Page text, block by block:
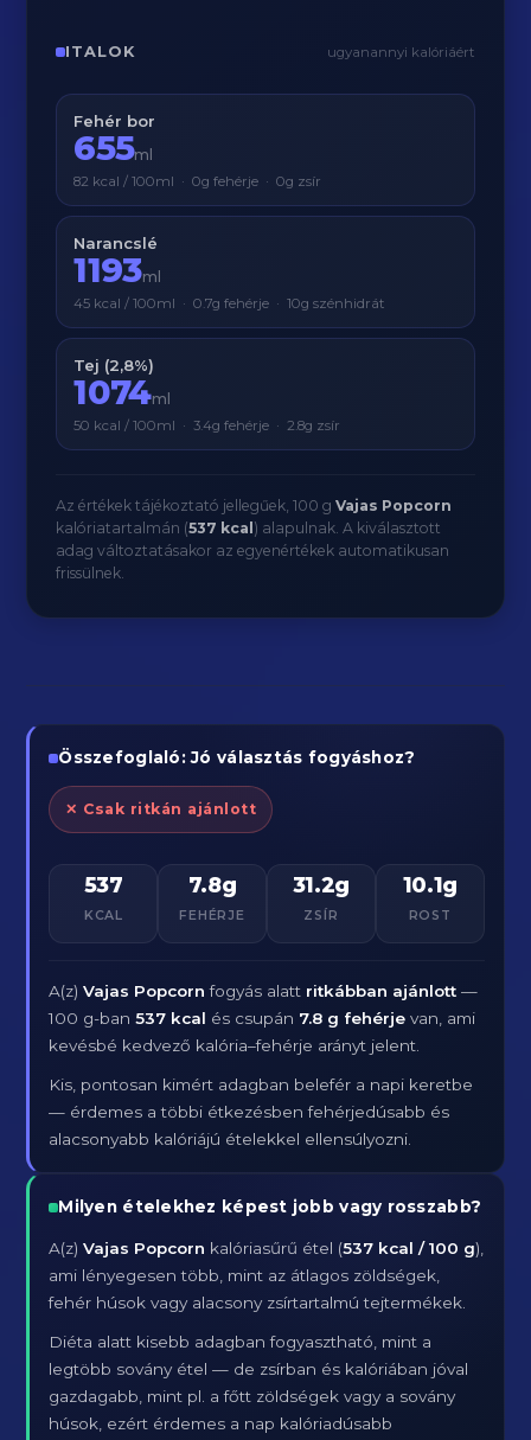
ITALOK ugyanannyi kalóriáért
Fehér bor
655ml
82 kcal / 100ml · 0g fehérje · 0g zsír
Narancslé
1193ml
45 kcal / 100ml · 0.7g fehérje · 10g szénhidrát
Tej (2,8%)
1074ml
50 kcal / 100ml · 3.4g fehérje · 2.8g zsír
Az értékek tájékoztató jellegűek, 100 gVajas Popcorn
kalóriatartalmán (537 kcal ) alapulnak. A kiválasztott
adag változtatásakor az egyenértékek automatikusan
frissülnek.
Összefoglaló: Jó választás fogyáshoz?
✕ Csak ritkán ajánlott
537
KCAL
7.8g
FEHÉRJE
31.2g
ZSÍR
10.1g
ROST
A(z)Vajas Popcorn fogyás alatt ritkábban ajánlott —
100 g-ban537 kcal és csupán 7.8 g fehérje van, ami
kevésbé kedvező kalória–fehérje arányt jelent.
Kis, pontosan kimért adagban belefér a napi keretbe
— érdemes a többi étkezésben fehérjedúsabb és
alacsonyabb kalóriájú ételekkel ellensúlyozni.
Milyen ételekhez képest jobb vagy rosszabb?
A(z)Vajas Popcorn kalóriasűrű étel (537 kcal / 100 g),
ami lényegesen több, mint az átlagos zöldségek,
fehér húsok vagy alacsony zsírtartalmú tejtermékek.
Diéta alatt kisebb adagban fogyasztható, mint a
legtöbb sovány étel — de zsírban és kalóriában jóval
gazdagabb, mint pl. a főtt zöldségek vagy a sovány
húsok, ezért érdemes a nap kalóriadúsabb